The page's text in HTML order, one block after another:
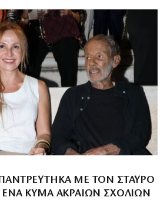
ΜΕ ΤΟΝ ΣΤΑΎΡΟ
ΈΝΑ ΚΎΜΑ ΑΚΡΑΊΩΝ ΣΧΟΛΊΩΝ